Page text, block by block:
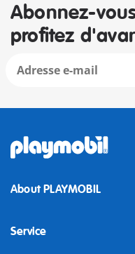
Abonnez-
profitez
About PLAYMOBIL
Service